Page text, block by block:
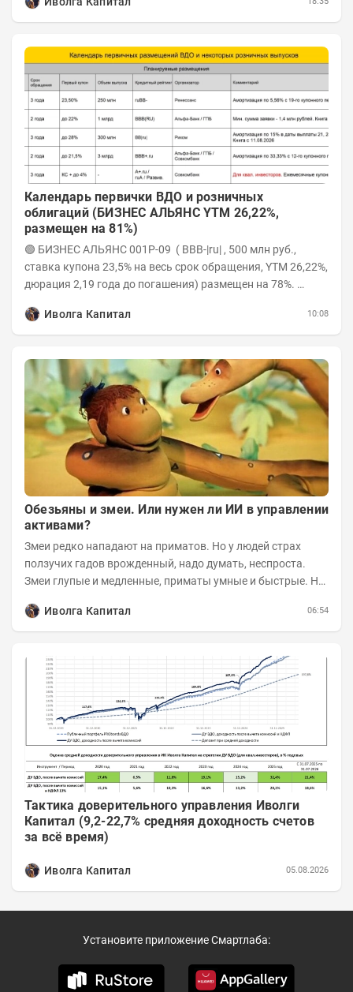
Календарь первички ВДО и розничных
облигаций (БИЗНЕС АЛЬЯНС YTM 26,22%,
размещен на 81%)
🟢 БИЗНЕС АЛЬЯНС 001P-09 ( BBB-|ru| , 500 млн руб.,
ставка купона 23,5% на весь срок обращения, YTM 26,22%,
дюрация 2,19 года до погашения) размещен на 78%.
Иволга Капитал
10:08
Обезьяны и змеи. Или нужен ли ИИ в управлении
активами?
Змеи редко нападают на приматов. Но у людей страх
ползучих гадов врожденный, надо думать, неспроста.
Змеи глупые и медленные, приматы умные и быстрые. Но
Иволга Капитал
06:54
Тактика доверительного управления Иволги
Капитал (9,2-22,7% средняя доходность счетов
за всё время)
Иволга Капитал 05.08.2026
Установите приложение Смартлаба: